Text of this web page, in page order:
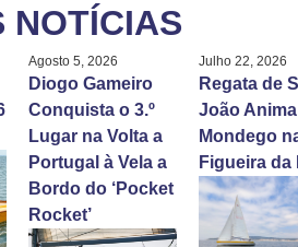
NOTÍCIAS
Agosto 5, 2026
Diogo Gameiro
Conquista o 3.º
Lugar na Volta a
Portugal à Vela a
Bordo do ‘Pocket
Rocket’
Julho 22, 2026
Regata de
João
Mondego
Figueira da